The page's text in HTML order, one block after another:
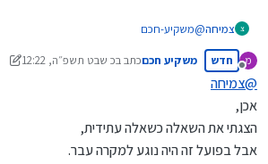
צ צמיחה@משקיע-חכם
להגדיל את הרווחים.
מ
מנותק
חדש משקיע חכםכתב בכ שבט תשפ״ה, 12:22
נערך לאחרונה על ידי משקיע חכם
@צמיחה
אכן,
הצגתי את השאלה כשאלה עתידית,
אבל בפועל זה היה נוגע למקרה עבר.